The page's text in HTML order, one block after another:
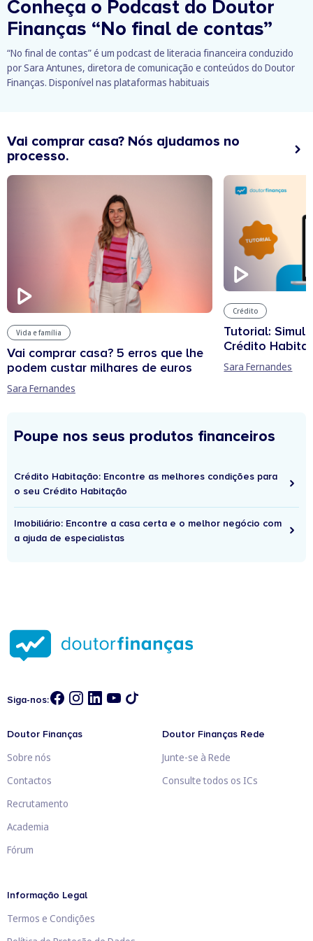
Conheça o Podcast do Doutor
Finanças “No final de contas”
“No final de contas” é um podcast de literacia financeira conduzido
por Sara Antunes, diretora de comunicação e conteúdos do Doutor
Finanças. Disponível nas plataformas habituais
Vai comprar casa? Nós ajudamos no
processo.
Vida e família
Vai comprar casa? 5 erros que lhe
podem custar milhares de euros
Sara Fernandes
Crédito
Tutorial:
Crédito
Sara Fernandes
Poupe nos seus produtos financeiros
Crédito Habitação: Encontre as melhores condições para
o seu Crédito Habitação
Imobiliário: Encontre a casa certa e o melhor negócio com
a ajuda de especialistas
Siga-nos:
Doutor Finanças
Sobre nós
Contactos
Recrutamento
Academia
Fórum
Doutor Finanças Rede
Junte-se à Rede
Consulte todos os ICs
Informação Legal
Termos e Condições